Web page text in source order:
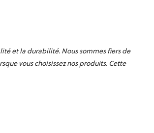
et la durabilité. Nous sommes fiers de
vous choisissez nos produits. Cette